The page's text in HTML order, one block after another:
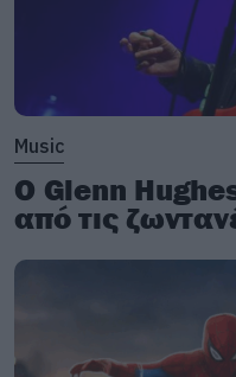
Music
Ο Glenn
από τις